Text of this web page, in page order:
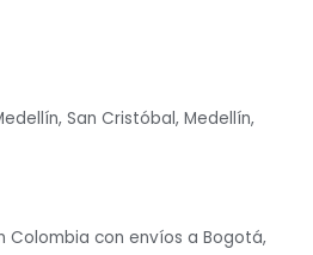
San Cristóbal, Medellín,
Colombia con envíos a Bogotá,